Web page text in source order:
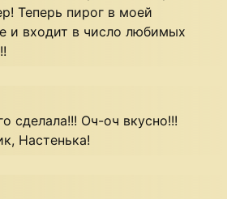
Теперь пирог в моей
и входит в число любимых
сделала!!! Оч-оч вкусно!!!
Настенька!